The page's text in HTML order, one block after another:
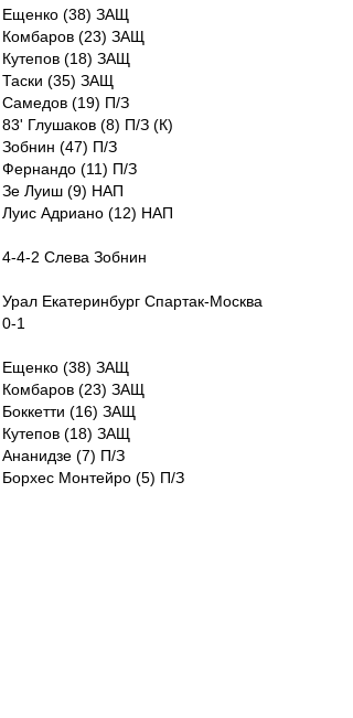
Ещенко (38) ЗАЩ
Комбаров (23) ЗАЩ
Кутепов (18) ЗАЩ
Таски (35) ЗАЩ
Самедов (19) П/З
83' Глушаков (8) П/З (К)
Зобнин (47) П/З
Фернандо (11) П/З
Зе Луиш (9) НАП
Луис Адриано (12) НАП
4-4-2 Слева Зобнин
Урал Екатеринбург Спартак-Москва
0-1
Ещенко (38) ЗАЩ
Комбаров (23) ЗАЩ
Боккетти (16) ЗАЩ
Кутепов (18) ЗАЩ
Ананидзе (7) П/З
Борхес Монтейро (5) П/З